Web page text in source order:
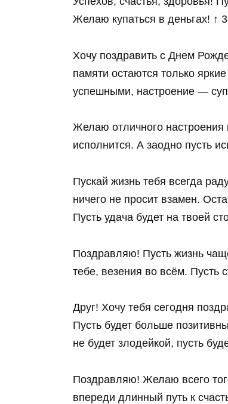
Желаю купаться в деньгах! ↑
Хочу поздравить с Днем
памяти остаются только
успешными, настроение —
Желаю отличного настроения
исполнится. А заодно пусть
Пускай жизнь тебя всегда
ничего не просит взамен.
Пусть удача будет на твоей
Поздравляю! Пусть жизнь
тебе, везения во всём. Пусть
Друг! Хочу тебя сегодня
Пусть будет больше
не будет злодейкой, пусть
Поздравляю! Желаю всего
впереди длинный путь к